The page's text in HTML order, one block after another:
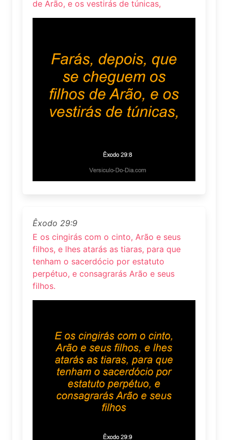
de Arão, e os vestirás de túnicas,
Êxodo 29:9
E os cingirás com o cinto, Arão e seus
filhos, e lhes atarás as tiaras, para que
tenham o sacerdócio por estatuto
perpétuo, e consagrarás Arão e seus
filhos.